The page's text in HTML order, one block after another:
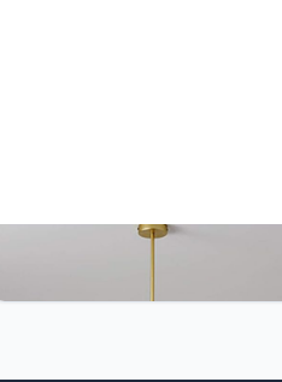
industrieel, van glas, mat, bal,